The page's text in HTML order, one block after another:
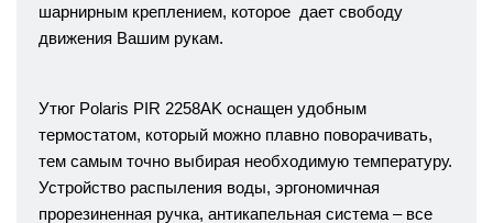
шарнирным креплением, которое дает свободу
движения Вашим рукам.
Утюг Polaris PIR 2258AK оснащен удобным
термостатом, который можно плавно поворачивать,
тем самым точно выбирая необходимую температуру.
Устройство распыления воды, эргономичная
прорезиненная ручка, антикапельная система – все